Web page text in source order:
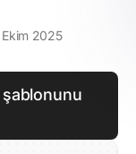
Ekim 2025